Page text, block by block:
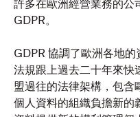
許多在歐洲經營業務的公
GDPR。
GDPR 協調了歐洲各地
法規跟上過去二十年來快
盟過往的法律架構，包含
個人資料的組織負擔新的